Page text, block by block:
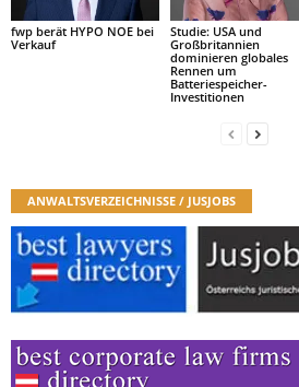
fwp berät HYPO NOE bei
Verkauf
Studie: USA und
Großbritannien
dominieren globales
Rennen um
Batteriespeicher-
Investitionen
ANWALTSVERZEICHNISSE / JUSJOBS